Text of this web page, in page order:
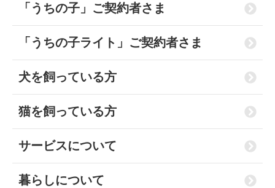
「うちの子」ご契約者さま
「うちの子ライト」ご契約者さま
犬を飼っている方
猫を飼っている方
サービスについて
暮らしについて